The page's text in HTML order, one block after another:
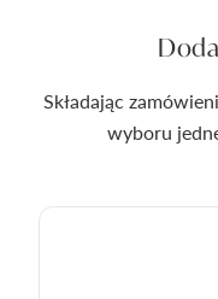
Składając
wyboru